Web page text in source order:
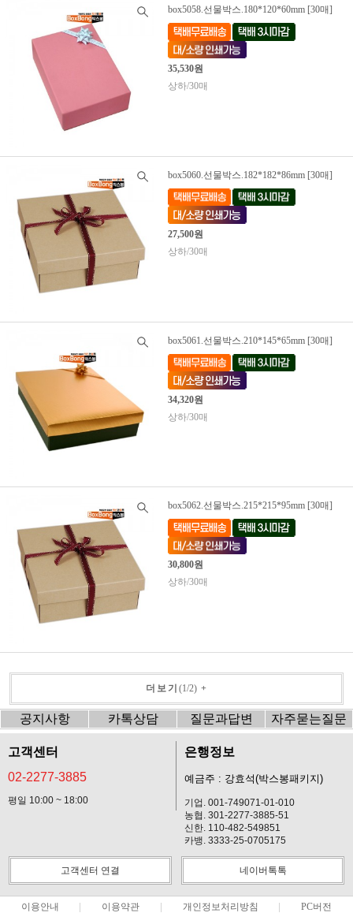
box5058.선물박스.180*120*60mm [30매]
35,530원
상하/30매
box5060.선물박스.182*182*86mm [30매]
27,500원
상하/30매
box5061.선물박스.210*145*65mm [30매]
34,320원
상하/30매
box5062.선물박스.215*215*95mm [30매]
30,800원
상하/30매
더보기 (1/2)+
공지사항 카톡상담 질문과답변 자주묻는질문
고객센터
02-2277-3885
평일 10:00 ~ 18:00
은행정보
예금주 : 강효석(박스봉패키지)
기업. 001-749071-01-010
농협. 301-2277-3885-51
신한. 110-482-549851
카뱅. 3333-25-0705175
고객센터 연결 네이버톡톡
이용안내 이용약관 개인정보처리방침 PC버전